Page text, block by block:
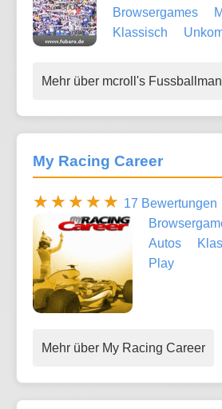
Browsergames
Klassisch
Mehr über mcroll's
My Racing Career
17 Bewertungen
Autos
Play
Mehr über My Racing Career